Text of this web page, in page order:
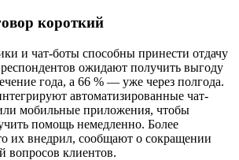
короткий
и чат-боты способны принести отдачу
ожидают получить выгоду
года, а 66 % — уже через полгода.
автоматизированные чат-
мобильные приложения, чтобы
помощь немедленно. Более
их внедрил, сообщают о сокращении
вопросов клиентов.